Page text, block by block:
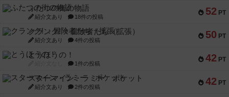
52 PT
ふたつの街の物語
紹介文あり 18件の投稿
50 PT
クランク! ：冒険者たち（拡張）
紹介文あり 4件の投稿
42 PT
とうほうの！
1件の投稿
42 PT
スターマイン・ラミー ポケット
紹介文あり 2件の投稿